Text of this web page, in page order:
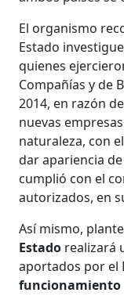
El organismo
Estado
quienes
Compañías y de
2014, en razón
nuevas
naturaleza, con
dar apariencia
cumplió con el
autorizados, en
Así mismo,
Estado realizará
aportados por el
funcionamiento